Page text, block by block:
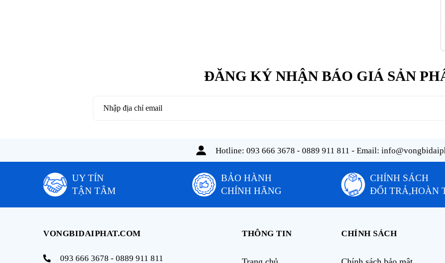
ĐĂNG KÝ NHẬN BÁO GIÁ SẢN
Hotline: 093 666 3678 - 0889 911 811 - Email:
UY TÍN
TẬN TÂM
BẢO HÀNH
CHÍNH HÃNG
CHÍNH SÁCH
ĐỔI TRẢ,HOÀN
VONGBIDAIPHAT.COM
093 666 3678 - 0889 911 811
THÔNG TIN CHÍNH SÁCH